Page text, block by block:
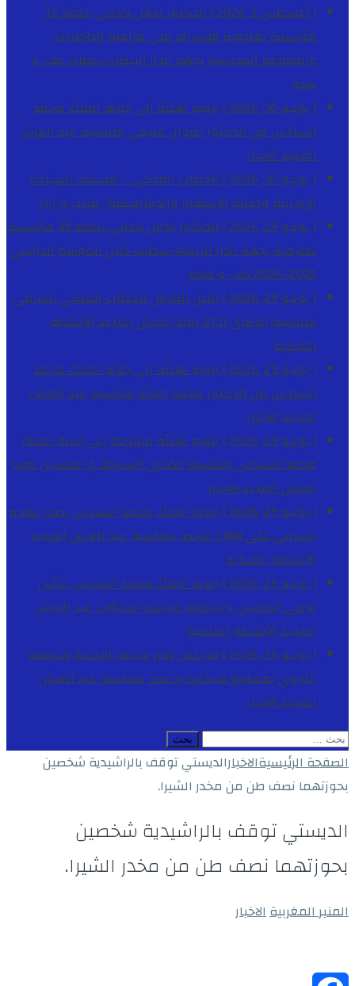
[ أغسطس 1, 2026 ]
الدكتور نوفل كديلي يتفقد 12
مؤسسة تعليمية للإشراف على مراقبة الداخليات
والمطاعم المدرسية بجهة الدار البيضاء-سطاتطب و
صحة
[ يوليو 30, 2026 ]
برقية تهنئة الى جلالة الملك محمد
السادس من الدكتور رضوان غنيمي بمناسبة عيد العرش
المجيدالاخبار
[ يوليو 30, 2026 ]
الخطاب الملكي .. “فلسفة السيادة
الإيجابية وجدلية الاستقرار والديناميكية”كتاب و اراء
[ يوليو 29, 2026 ]
الدكتور نوفل كديلي يتفقد 39 مؤسسة
تعليمية بجهة الدار البيضاء-سطات خلال الموسم الدراسي
2025-2026
طب و صحة
[ يوليو 29, 2026 ]
النص الكامل للخطاب الملكي السامي
بمناسبة الذكرى الـ27 لعيد العرش المجيد
الأنشطة
الملكية
[ يوليو 29, 2026 ]
برقية تهنئة الى جلالة الملك محمد
السادس من الدكتور محمد الفائد بمناسبة عيد العرش
المجيدالاخبار
[ يوليو 29, 2026 ]
برقية تهنئة مرفوعة إلى جلالة الملك
محمد السادس بمناسبة الذكرى السابعة و العشرين لعيد
العرش المجيدالاخبار
[ يوليو 29, 2026 ]
جلالة الملك محمد السادس يصدر عفوه
السامي على 1788 شخصا بمناسبة عيد العرش المجيد
الأنشطة الملكية
[ يوليو 29, 2026 ]
جلالة الملك محمد السادس يترأس
يومي الخميس والجمعة مراسم احتفالات عيد العرش
المجيدالأنشطة الملكية
[ يوليو 29, 2026 ]
مراكش تعزز بنياتها التحتية وعرضها
التربوي بمشاريع هيكلية واعدة بمناسبة عيد العرش
المجيدالاخبار
البحث
عن:
الصفحة الرئيسيةالاخبارالديستي توقف بالراشيدية شخصين
بحوزتهما نصف طن من مخدر الشيرا.
الديستي توقف بالراشيدية شخصين
بحوزتهما نصف طن من مخدر الشيرا.
المنبر المغربيةالاخبار